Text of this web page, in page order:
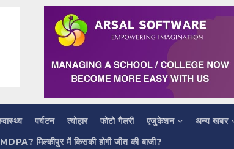
पर्यटन त्योहार फोटो गैलरी एजुकेशन अन्य खबर
मिल्कीपुर में किसकी होगी जीत की बाजी?